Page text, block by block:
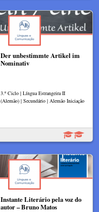
Der unbestimmte Artikel im
Nominativ
3.º Ciclo | Língua Estrangeira II
(Alemão) | Secundário | Alemão Iniciação
Instante Literário pela voz do
autor – Bruno Matos​